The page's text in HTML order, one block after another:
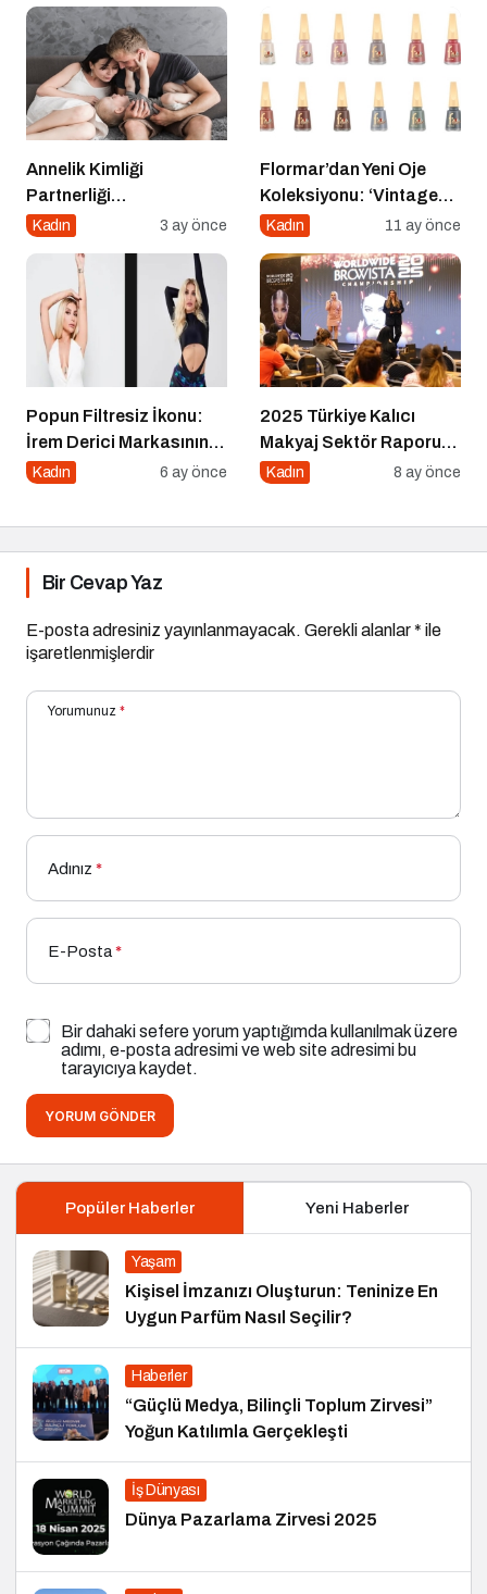
Erçel” ile ilk lansmanı:
“Volume Up Mascara”
Annelik Kimliği
Partnerliği
Gölgelemesin
Kadın 3 ay önce
Flormar’dan Yeni Oje
Koleksiyonu: ‘Vintage
Romance’ Nostaljiyle
Zarafeti Tırnaklara
Taşıyor!
Kadın 11 ay önce
Popun Filtresiz İkonu:
İrem Derici Markasının
Genetik Kodları Çözüldü
Kadın 6 ay önce
2025 Türkiye Kalıcı
Makyaj Sektör Raporu
Açıklandı
Kadın 8 ay önce
Bir Cevap Yaz
E-posta adresiniz yayınlanmayacak. Gerekli alanlar* ile
işaretlenmişlerdir
Yorumunuz *
Adınız *
E-Posta*
Bir dahaki sefere yorum yaptığımda kullanılmak üzere
adımı, e-posta adresimi ve web site adresimi bu
tarayıcıya kaydet.
YORUM GÖNDER
Popüler Haberler Yeni Haberler
Yaşam
Kişisel İmzanızı Oluşturun: Teninize En
Uygun Parfüm Nasıl Seçilir?
Haberler
“Güçlü Medya, Bilinçli Toplum Zirvesi”
Yoğun Katılımla Gerçekleşti
İş Dünyası
Dünya Pazarlama Zirvesi 2025